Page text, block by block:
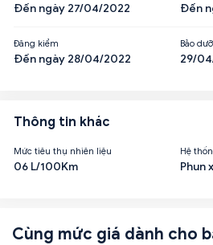
Đến ngày 27/04/2022 Đến
Đăng kiểm
Đến ngày 28/04/2022
Bảo
29/
Thông tin khác
Mức tiêu thụ nhiên liệu
06 L/100Km
Hệ
Phun
Cùng mức giá dành cho